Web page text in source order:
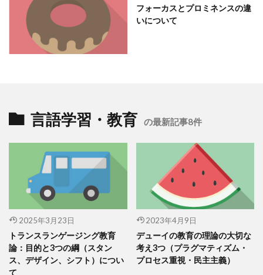
フォーカスとプロミネンスの違
いについて
言語学習・教育 の最新記事8件
2025年3月23日
トランスランゲージング教育
論：目的と3つの綱（スタン
ス、デザイン、シフト）につい
て
2023年4月9日
デューイの教育の理論の大切な
考え3つ（プラグマティズム・
プロセス重視・民主主義）